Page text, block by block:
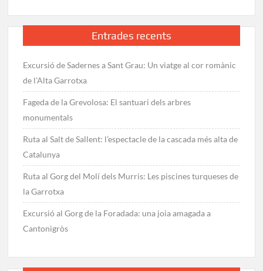
Entrades recents
Excursió de Sadernes a Sant Grau: Un viatge al cor romànic
de l’Alta Garrotxa
Fageda de la Grevolosa: El santuari dels arbres
monumentals
Ruta al Salt de Sallent: l’espectacle de la cascada més alta de
Catalunya
Ruta al Gorg del Molí dels Murris: Les piscines turqueses de
la Garrotxa
Excursió al Gorg de la Foradada: una joia amagada a
Cantonigròs